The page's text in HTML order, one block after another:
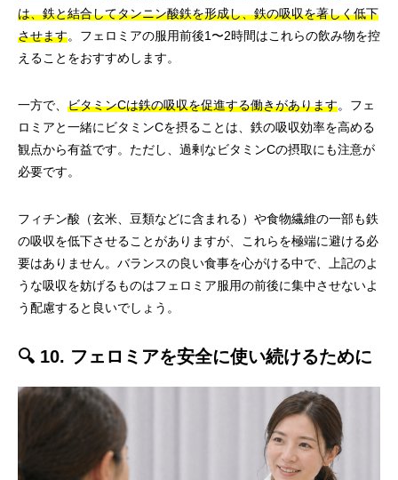
は、鉄と結合してタンニン酸鉄を形成し、鉄の吸収を著しく低下
させます。フェロミアの服用前後1〜2時間はこれらの飲み物を控
えることをおすすめします。
一方で、 ビタミンCは鉄の吸収を促進する働きがあります。フェ
ロミアと一緒にビタミンCを摂ることは、鉄の吸収効率を高める
観点から有益です。ただし、過剰なビタミンCの摂取にも注意が
必要です。
フィチン酸（玄米、豆類などに含まれる）や食物繊維の一部も鉄
の吸収を低下させることがありますが、これらを極端に避ける必
要はありません。バランスの良い食事を心がける中で、上記のよ
うな吸収を妨げるものはフェロミア服用の前後に集中させないよ
う配慮すると良いでしょう。
🔍 10. フェロミアを安全に使い続けるために